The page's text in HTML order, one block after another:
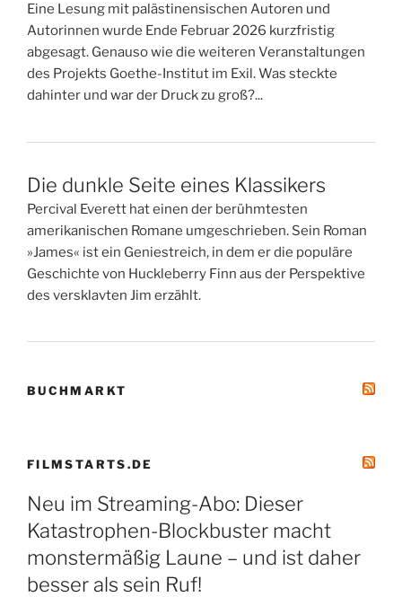
Eine Lesung mit palästinensischen Autoren und
Autorinnen wurde Ende Februar 2026 kurzfristig
abgesagt. Genauso wie die weiteren Veranstaltungen
des Projekts Goethe-Institut im Exil. Was steckte
dahinter und war der Druck zu groß?...
Die dunkle Seite eines Klassikers
Percival Everett hat einen der berühmtesten
amerikanischen Romane umgeschrieben. Sein Roman
»James« ist ein Geniestreich, in dem er die populäre
Geschichte von Huckleberry Finn aus der Perspektive
des versklavten Jim erzählt.
BUCHMARKT
FILMSTARTS.DE
Neu im Streaming-Abo: Dieser
Katastrophen-Blockbuster macht
monstermäßig Laune – und ist daher
besser als sein Ruf!